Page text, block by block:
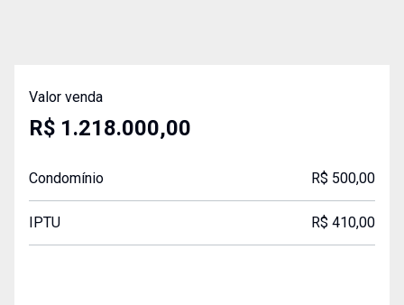
Valor venda
R$ 1.218.000,00
Condomínio R$ 500,00
IPTU R$ 410,00